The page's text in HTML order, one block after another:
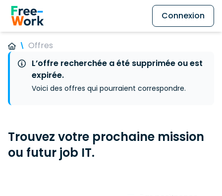
Connexion
Offres
L’offre recherchée a été supprimée ou est
expirée.
Voici des offres qui pourraient correspondre.
Trouvez votre prochaine mission
ou futur job IT.